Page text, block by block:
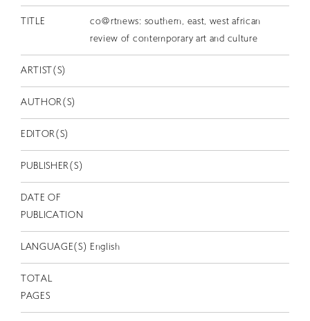
TITLE
co@rtnews: southern, east, west african
review of contemporary art and culture
ARTIST(S)
AUTHOR(S)
EDITOR(S)
PUBLISHER(S)
DATE OF
PUBLICATION
LANGUAGE(S) English
TOTAL
PAGES